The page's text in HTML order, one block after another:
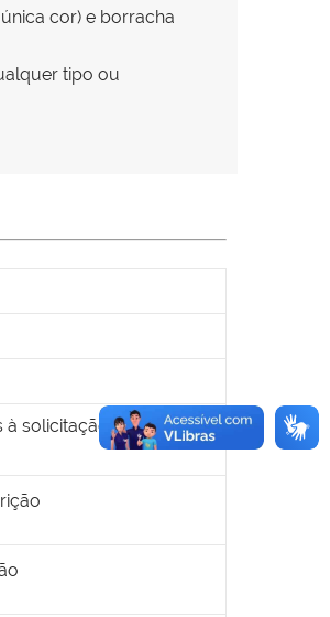
cor) e borracha
tipo ou
solicitação de isenção